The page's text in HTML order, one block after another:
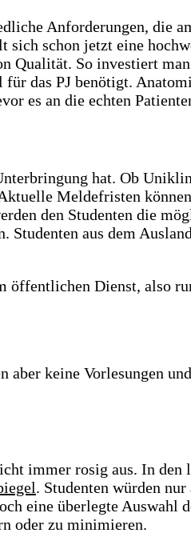
Anforderungen, die
sich schon jetzt eine
Qualität. So investiert
das PJ benötigt.
es an die echten
hat. Ob
Meldefristen
den Studenten die
aus dem
Dienst, also
keine Vorlesungen
immer rosig aus. In den
. Studenten würden
eine überlegte Auswahl
oder zu minimieren.